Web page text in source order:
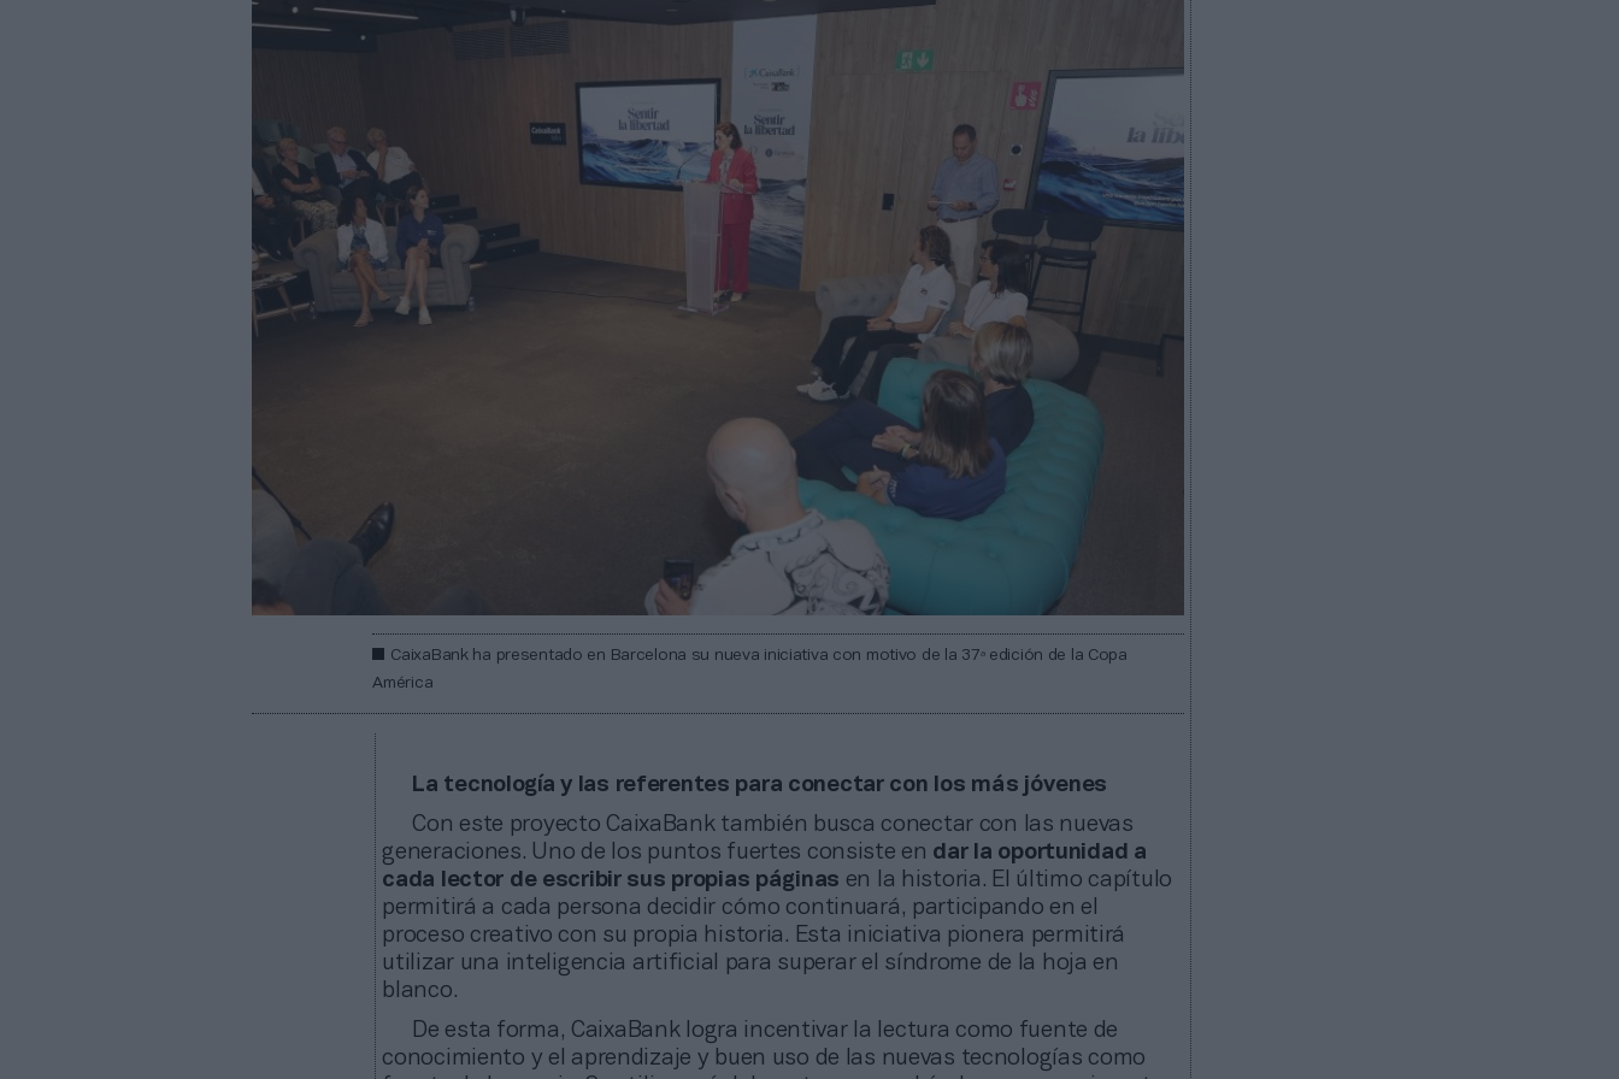
CaixaBank ha presentado en Barcelona su nueva iniciativa con motivo de la 37ª edición de la Copa
América
La tecnología y las referentes para conectar con los más jóvenes
Con este proyecto CaixaBank también busca conectar con las nuevas
generaciones. Uno de los puntos fuertes consiste en dar la oportunidad a
cada lector de escribir sus propias páginas en la historia. El último capítulo
permitirá a cada persona decidir cómo continuará, participando en el
proceso creativo con su propia historia. Esta iniciativa pionera permitirá
utilizar una inteligencia artificial para superar el síndrome de la hoja en
blanco.
De esta forma, CaixaBank logra incentivar la lectura como fuente de
conocimiento y el aprendizaje y buen uso de las nuevas tecnologías como